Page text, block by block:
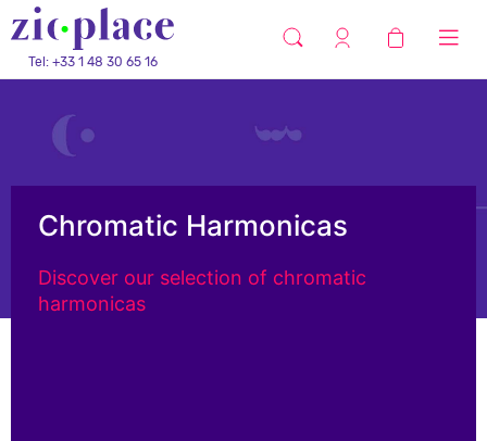
Tel: +33 1 48 30 65 16
Chromatic Harmonicas
Discover our selection of chromatic
harmonicas